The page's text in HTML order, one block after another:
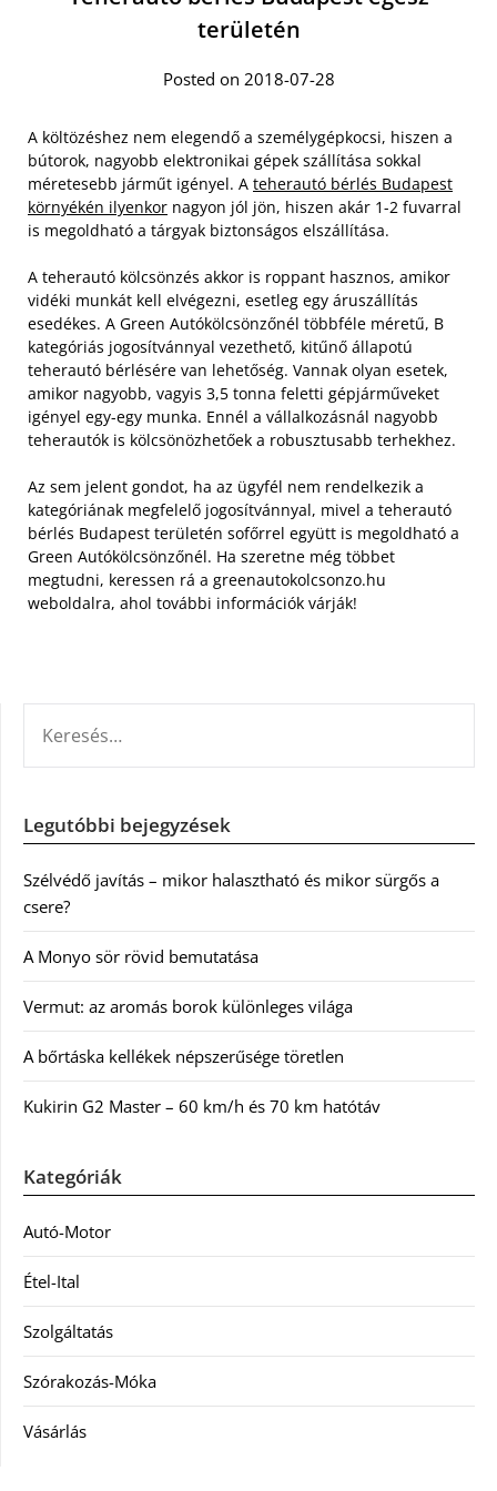
területén
Posted on 2018-07-28
A költözéshez nem elegendő a személygépkocsi, hiszen a
bútorok, nagyobb elektronikai gépek szállítása sokkal
méretesebb járműt igényel. A teherautó bérlés Budapest
környékén ilyenkor nagyon jól jön, hiszen akár 1-2 fuvarral
is megoldható a tárgyak biztonságos elszállítása.
A teherautó kölcsönzés akkor is roppant hasznos, amikor
vidéki munkát kell elvégezni, esetleg egy áruszállítás
esedékes. A Green Autókölcsönzőnél többféle méretű, B
kategóriás jogosítvánnyal vezethető, kitűnő állapotú
teherautó bérlésére van lehetőség. Vannak olyan esetek,
amikor nagyobb, vagyis 3,5 tonna feletti gépjárműveket
igényel egy-egy munka. Ennél a vállalkozásnál nagyobb
teherautók is kölcsönözhetőek a robusztusabb terhekhez.
Az sem jelent gondot, ha az ügyfél nem rendelkezik a
kategóriának megfelelő jogosítvánnyal, mivel a teherautó
bérlés Budapest területén sofőrrel együtt is megoldható a
Green Autókölcsönzőnél. Ha szeretne még többet
megtudni, keressen rá a greenautokolcsonzo.hu
weboldalra, ahol további információk várják!
Legutóbbi bejegyzések
Szélvédő javítás – mikor halasztható és mikor sürgős a
csere?
A Monyo sör rövid bemutatása
Vermut: az aromás borok különleges világa
A bőrtáska kellékek népszerűsége töretlen
Kukirin G2 Master – 60 km/h és 70 km hatótáv
Kategóriák
Autó-Motor
Étel-Ital
Szolgáltatás
Szórakozás-Móka
Vásárlás